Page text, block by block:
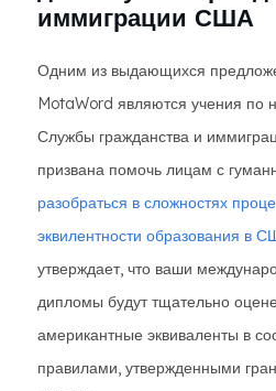
иммиграции США
Одним из выдающихся
MotaWord являются учения по
Службы гражданства и
призвана помочь лицам с
разобраться в сложностях
эквилентности образования в
утверждает, что ваши
дипломы будут тщательно
американтные эквиваленты в
правилами, утвержденными